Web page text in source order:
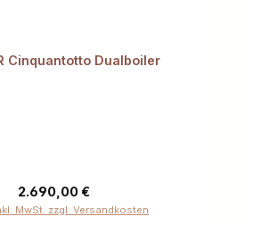
Cinquantotto Dualboiler
Regulärer Preis:
2.690,00 €
MwSt. zzgl. Versandkosten